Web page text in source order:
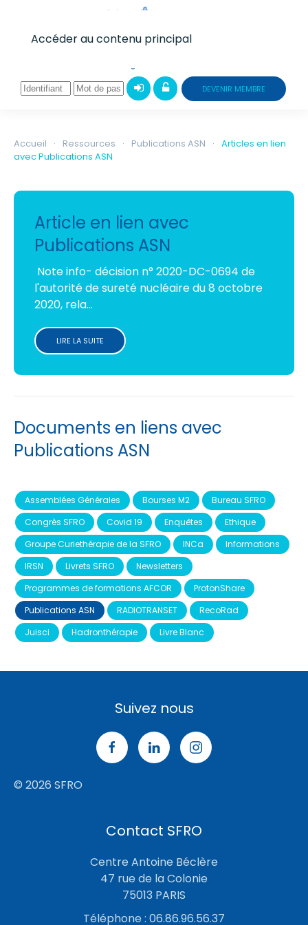
Accéder au contenu principal
DEVENIR MEMBRE
Accueil Ressources Publications ASN
Articles en lien
avec Publications ASN
Article en lien avec
Publications ASN
Note info- décision n° 2020-DC-0694 de
l'autorité de sureté nucléaire du 8 octobre
2020, rela…
LIRE LA SUITE
Documents en liens avec
Publications ASN
Assemblées Générales Bourses M2
Bureau SFRO
Congrès SFRO
Covid 19 Enquêtes
Ethique
Groupe Curiethérapie de la SFRO
INCa
Informations
IRSN
Livrets SFRO
Newsletters
Programmes de formations AFCOR
ProtonShare
Publications ASN
RADIOTRANSET
RecoRad
Juisci
Hadronthérapie Livre Blanc
Suivez nous
© 2026 SFRO
Contact SFRO
Centre Antoine Béclère
47 rue de la Colonie
75013 PARIS
Téléphone : 06.86.96.56.37